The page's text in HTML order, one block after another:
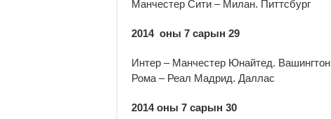
Манчестер Сити – Милан. Питтсбург
2014 оны 7 сарын 29
Интер – Манчестер Юнайтед. Вашингтон
Рома – Реал Мадрид. Даллас
2014 оны 7 сарын 30